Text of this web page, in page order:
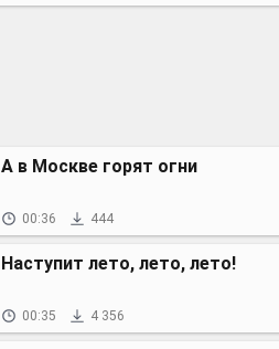
А в Москве горят огни
00:36 444
Наступит лето, лето, лето!
00:35 4 356